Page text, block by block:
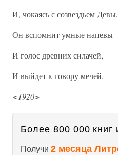
И, чокаясь с созвездьем Девы,
Он вспомнит умные напевы
И голос древних силачей,
И выйдет к говору мечей.
<1920>
Более 800 000 книг
Получи 2 месяца